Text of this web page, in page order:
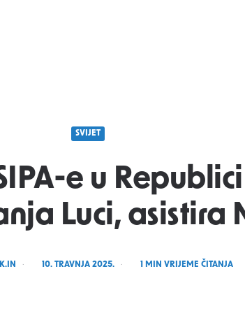
SVIJET
e u
Luci, asistira
10. TRAVNJA 2025. 1 MIN VRIJEME ČITANJA